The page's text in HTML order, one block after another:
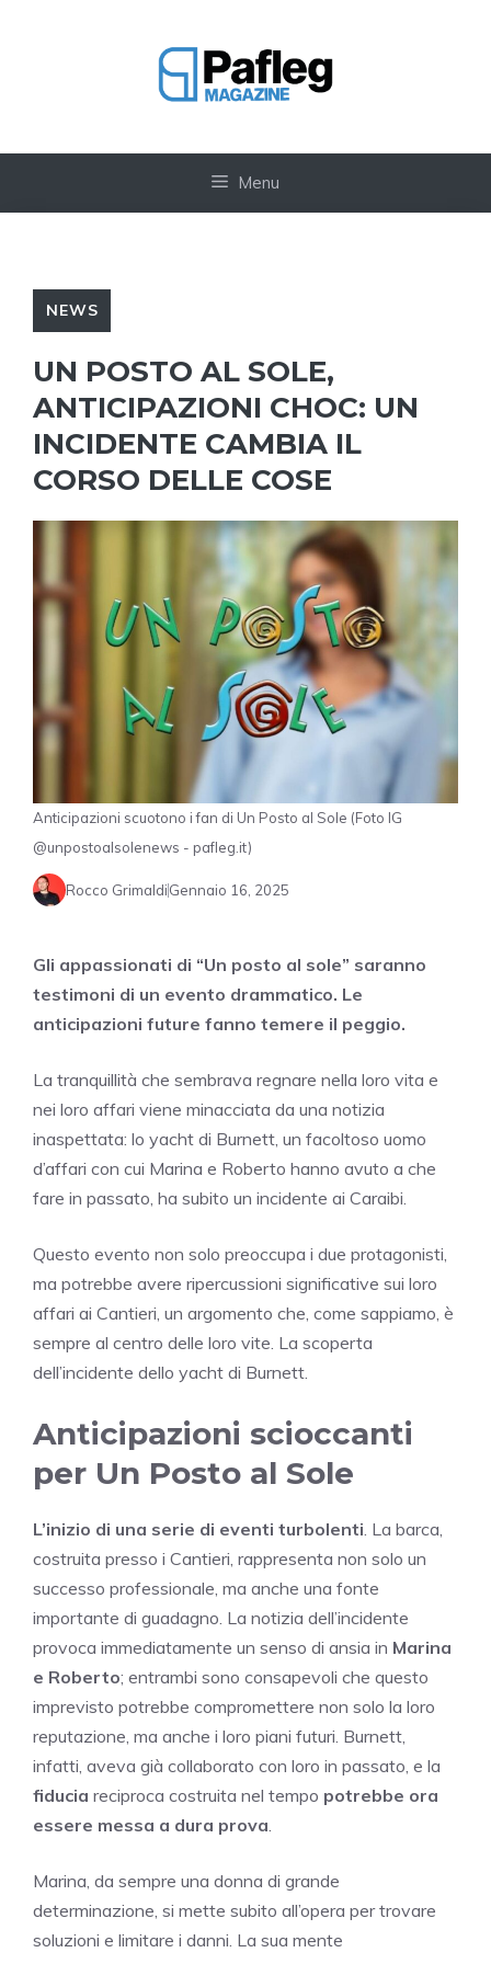
Menu
NEWS
UN POSTO AL SOLE,
ANTICIPAZIONI CHOC: UN
INCIDENTE CAMBIA IL
CORSO DELLE COSE
Anticipazioni scuotono i fan di Un Posto al Sole (Foto IG
@unpostoalsolenews - pafleg.it)
Rocco GrimaldiGennaio 16, 2025
Gli appassionati di “Un posto al sole” saranno
testimoni di un evento drammatico. Le
anticipazioni future fanno temere il peggio.
La tranquillità che sembrava regnare nella loro vita e
nei loro affari viene minacciata da una notizia
inaspettata: lo yacht di Burnett, un facoltoso uomo
d’affari con cui Marina e Roberto hanno avuto a che
fare in passato, ha subito un incidente ai Caraibi.
Questo evento non solo preoccupa i due protagonisti,
ma potrebbe avere ripercussioni significative sui loro
affari ai Cantieri, un argomento che, come sappiamo, è
sempre al centro delle loro vite. La scoperta
dell’incidente dello yacht di Burnett.
Anticipazioni scioccanti
per Un Posto al Sole
L’inizio di una serie di eventi turbolenti. La barca,
costruita presso i Cantieri, rappresenta non solo un
successo professionale, ma anche una fonte
importante di guadagno. La notizia dell’incidente
provoca immediatamente un senso di ansia in Marina
e Roberto; entrambi sono consapevoli che questo
imprevisto potrebbe compromettere non solo la loro
reputazione, ma anche i loro piani futuri. Burnett,
infatti, aveva già collaborato con loro in passato, e la
fiducia reciproca costruita nel tempo potrebbe ora
essere messa a dura prova.
Marina, da sempre una donna di grande
determinazione, si mette subito all’opera per trovare
soluzioni e limitare i danni. La sua mente